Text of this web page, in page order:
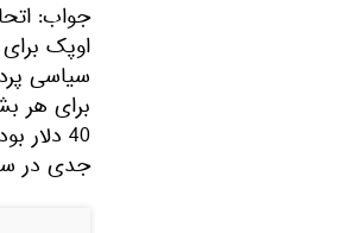
جواب:
40
جدی در سال 1980 وارد رقابت بیهوده